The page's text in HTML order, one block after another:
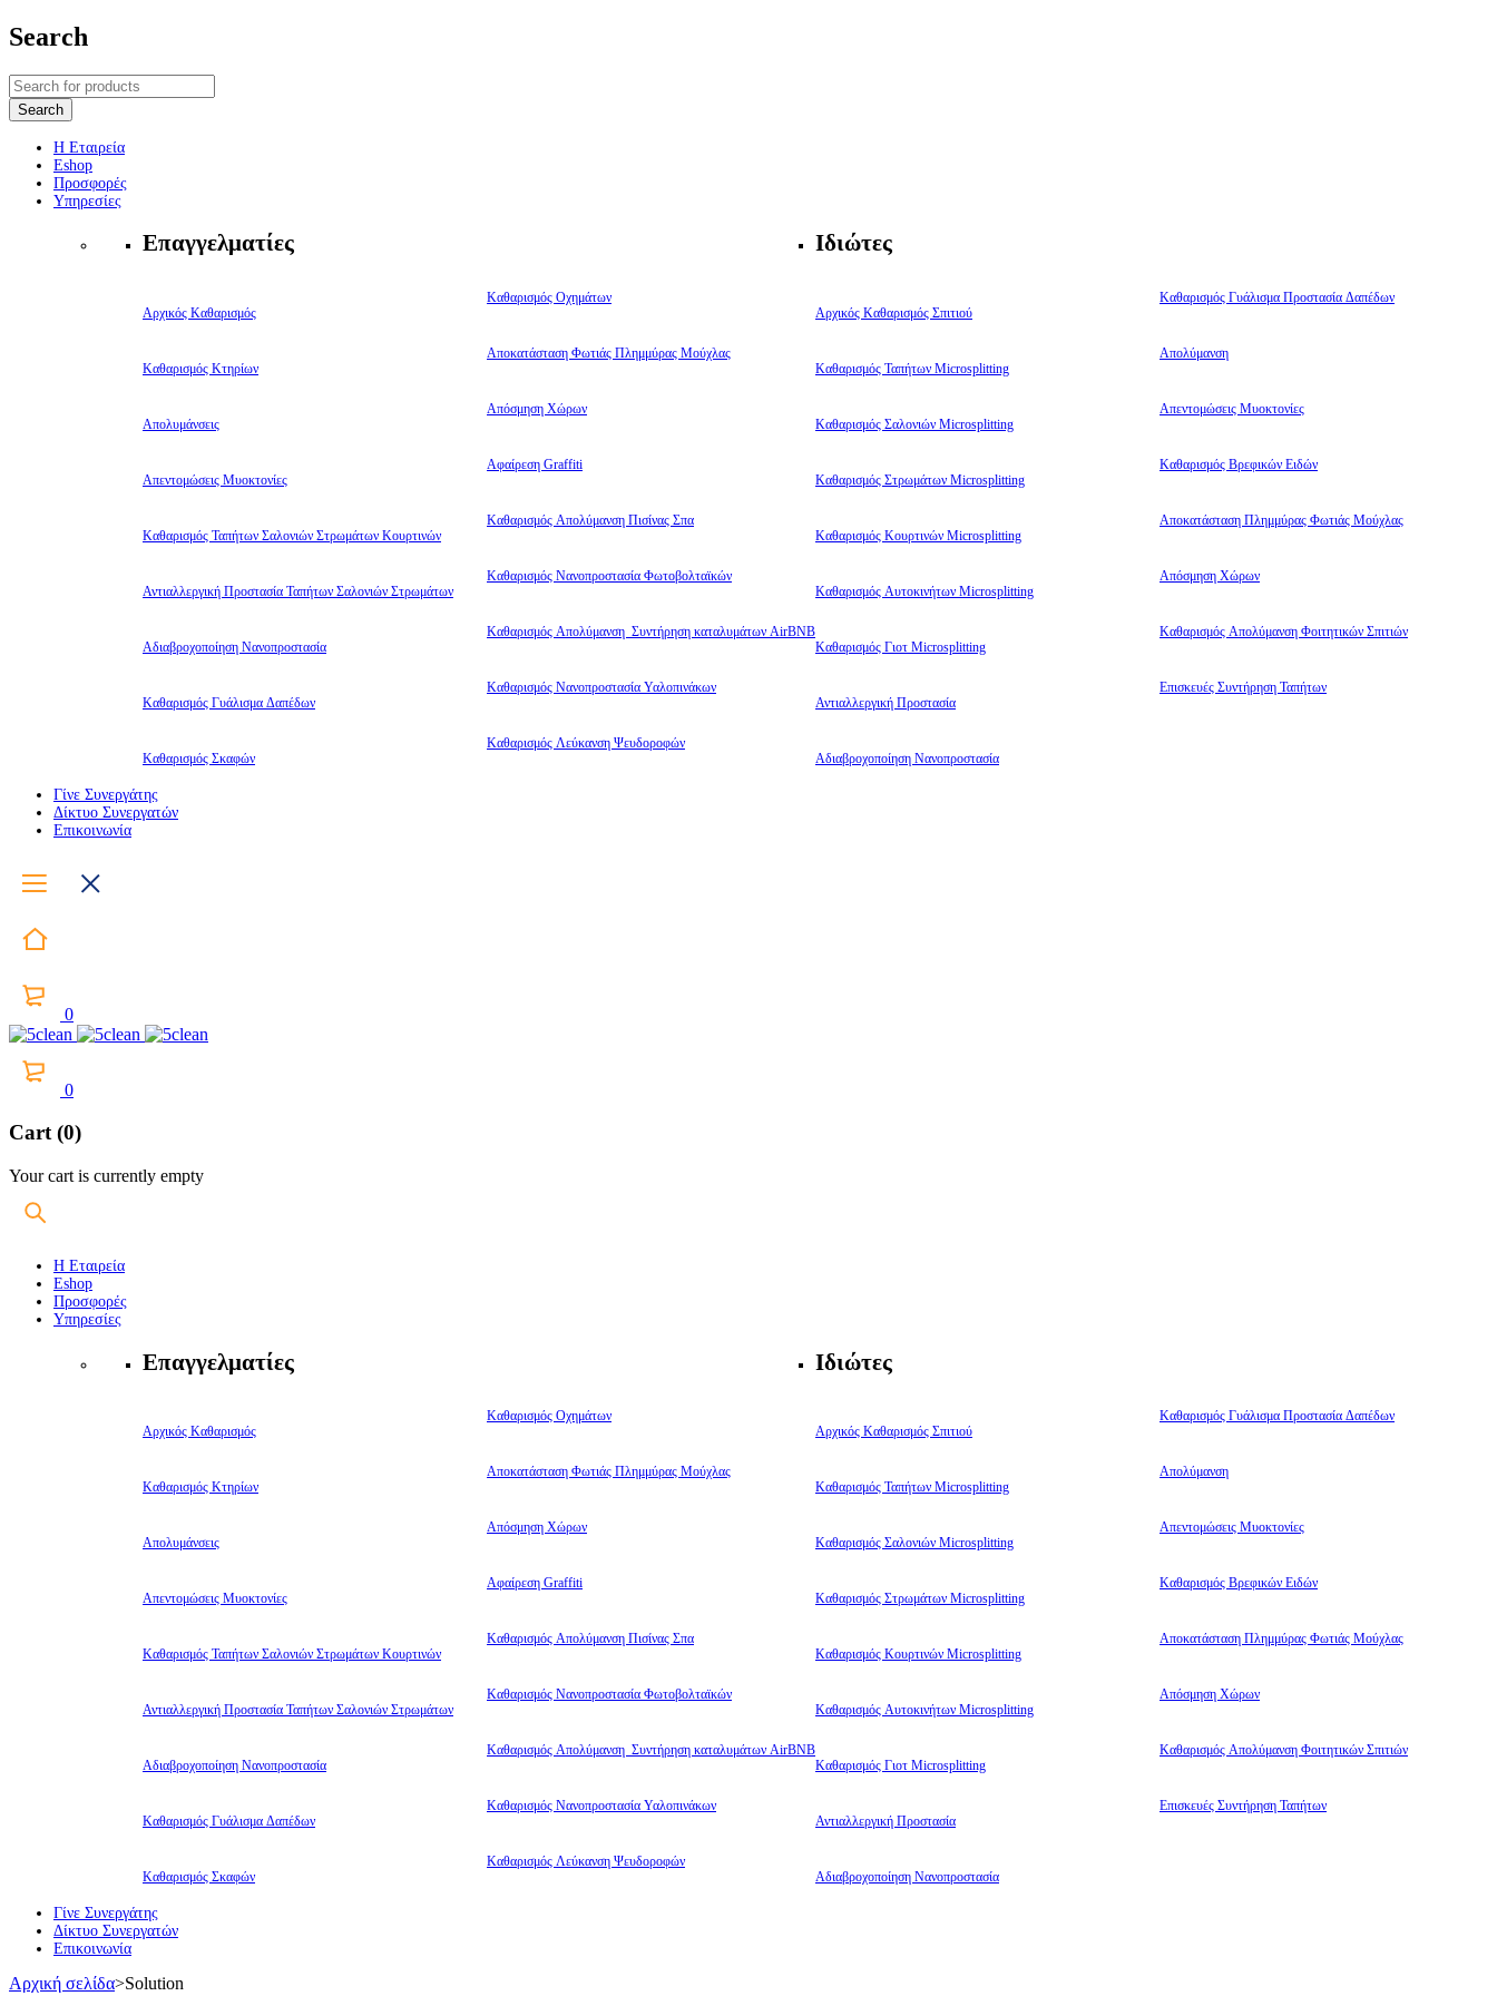
Search
Η Εταιρεία
Eshop
Προσφορές
Υπηρεσίες
Επαγγελματίες
Αρχικός Καθαρισμός
Καθαρισμός Κτηρίων
Απολυμάνσεις
Απεντομώσεις Μυοκτονίες
Καθαρισμός Ταπήτων Σαλονιών Στρωμάτων Κουρτινών
Αντιαλλεργική Προστασία Ταπήτων Σαλονιών Στρωμάτων
Αδιαβροχοποίηση Νανοπροστασία
Καθαρισμός Γυάλισμα Δαπέδων
Καθαρισμός Σκαφών
Καθαρισμός Οχημάτων
Αποκατάσταση Φωτιάς Πλημμύρας Μούχλας
Απόσμηση Χώρων
Αφαίρεση Graffiti
Καθαρισμός Απολύμανση Πισίνας Σπα
Καθαρισμός Νανοπροστασία Φωτοβολταϊκών
Καθαρισμός Απολύμανση Συντήρηση καταλυμάτων AirBNB
Καθαρισμός Νανοπροστασία Υαλοπινάκων
Καθαρισμός Λεύκανση Ψευδοροφών
Ιδιώτες
Αρχικός Καθαρισμός Σπιτιού
Καθαρισμός Ταπήτων Microsplitting
Καθαρισμός Σαλονιών Microsplitting
Καθαρισμός Στρωμάτων Microsplitting
Καθαρισμός Κουρτινών Microsplitting
Καθαρισμός Αυτοκινήτων Microsplitting
Καθαρισμός Γιοτ Microsplitting
Αντιαλλεργική Προστασία
Αδιαβροχοποίηση Νανοπροστασία
Καθαρισμός Γυάλισμα Προστασία Δαπέδων
Απολύμανση
Απεντομώσεις Μυοκτονίες
Καθαρισμός Βρεφικών Ειδών
Αποκατάσταση Πλημμύρας Φωτιάς Μούχλας
Απόσμηση Χώρων
Καθαρισμός Απολύμανση Φοιτητικών Σπιτιών
Επισκευές Συντήρηση Ταπήτων
Γίνε Συνεργάτης
Δίκτυο Συνεργατών
Επικοινωνία
0
0
Cart (0)
Your cart is currently empty
Η Εταιρεία
Eshop
Προσφορές
Υπηρεσίες
Επαγγελματίες
Αρχικός Καθαρισμός
Καθαρισμός Κτηρίων
Απολυμάνσεις
Απεντομώσεις Μυοκτονίες
Καθαρισμός Ταπήτων Σαλονιών Στρωμάτων Κουρτινών
Αντιαλλεργική Προστασία Ταπήτων Σαλονιών Στρωμάτων
Αδιαβροχοποίηση Νανοπροστασία
Καθαρισμός Γυάλισμα Δαπέδων
Καθαρισμός Σκαφών
Καθαρισμός Οχημάτων
Αποκατάσταση Φωτιάς Πλημμύρας Μούχλας
Απόσμηση Χώρων
Αφαίρεση Graffiti
Καθαρισμός Απολύμανση Πισίνας Σπα
Καθαρισμός Νανοπροστασία Φωτοβολταϊκών
Καθαρισμός Απολύμανση Συντήρηση καταλυμάτων AirBNB
Καθαρισμός Νανοπροστασία Υαλοπινάκων
Καθαρισμός Λεύκανση Ψευδοροφών
Ιδιώτες
Αρχικός Καθαρισμός Σπιτιού
Καθαρισμός Ταπήτων Microsplitting
Καθαρισμός Σαλονιών Microsplitting
Καθαρισμός Στρωμάτων Microsplitting
Καθαρισμός Κουρτινών Microsplitting
Καθαρισμός Αυτοκινήτων Microsplitting
Καθαρισμός Γιοτ Microsplitting
Αντιαλλεργική Προστασία
Αδιαβροχοποίηση Νανοπροστασία
Καθαρισμός Γυάλισμα Προστασία Δαπέδων
Απολύμανση
Απεντομώσεις Μυοκτονίες
Καθαρισμός Βρεφικών Ειδών
Αποκατάσταση Πλημμύρας Φωτιάς Μούχλας
Απόσμηση Χώρων
Καθαρισμός Απολύμανση Φοιτητικών Σπιτιών
Επισκευές Συντήρηση Ταπήτων
Γίνε Συνεργάτης
Δίκτυο Συνεργατών
Επικοινωνία
Αρχική σελίδα>Solution